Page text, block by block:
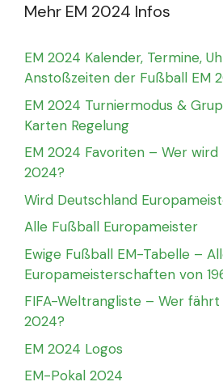
Mehr EM 2024 Infos
EM 2024 Kalender, Termine,
Anstoßzeiten der Fußball EM
EM 2024 Turniermodus &
Karten Regelung
EM 2024 Favoriten – Wer
2024?
Wird Deutschland
Alle Fußball Europameister
Ewige Fußball EM-Tabelle –
Europameisterschaften von
FIFA-Weltrangliste – Wer
2024?
EM 2024 Logos
EM-Pokal 2024